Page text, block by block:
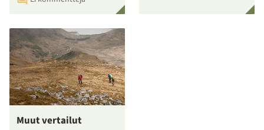
Muut vertailut